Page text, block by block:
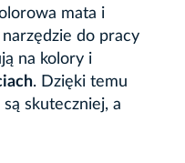
mata i
do pracy
na kolory i
. Dzięki temu
skuteczniej, a